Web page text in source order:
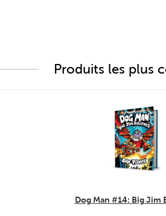
Produits les plus
Dog Man #14: Big Jim